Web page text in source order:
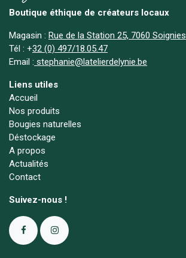
Boutique éthique de créateurs locaux
Magasin : Rue de la Station 25, 7060 Soignies
Tél : +32 (0) 497/18.05.47
Email : stephanie@latelierdelynie.be
Liens utiles
Accueil
Nos produits
Bougies naturelles
Déstockage
A propos
Actualités
Contact
Suivez-nous !